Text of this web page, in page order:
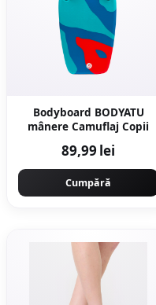
Bodyboard BODYATU
mânere Camuflaj Copii
89,99 lei
Cumpără